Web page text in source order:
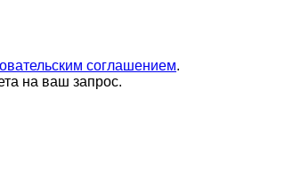
соглашением.
на ваш запрос.